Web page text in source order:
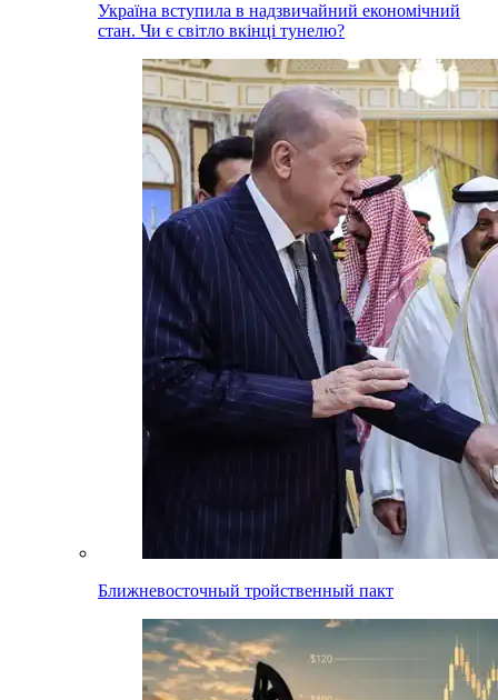
Україна вступила в надзвичайний економічний
стан. Чи є світло вкінці тунелю?
Ближневосточный тройственный пакт